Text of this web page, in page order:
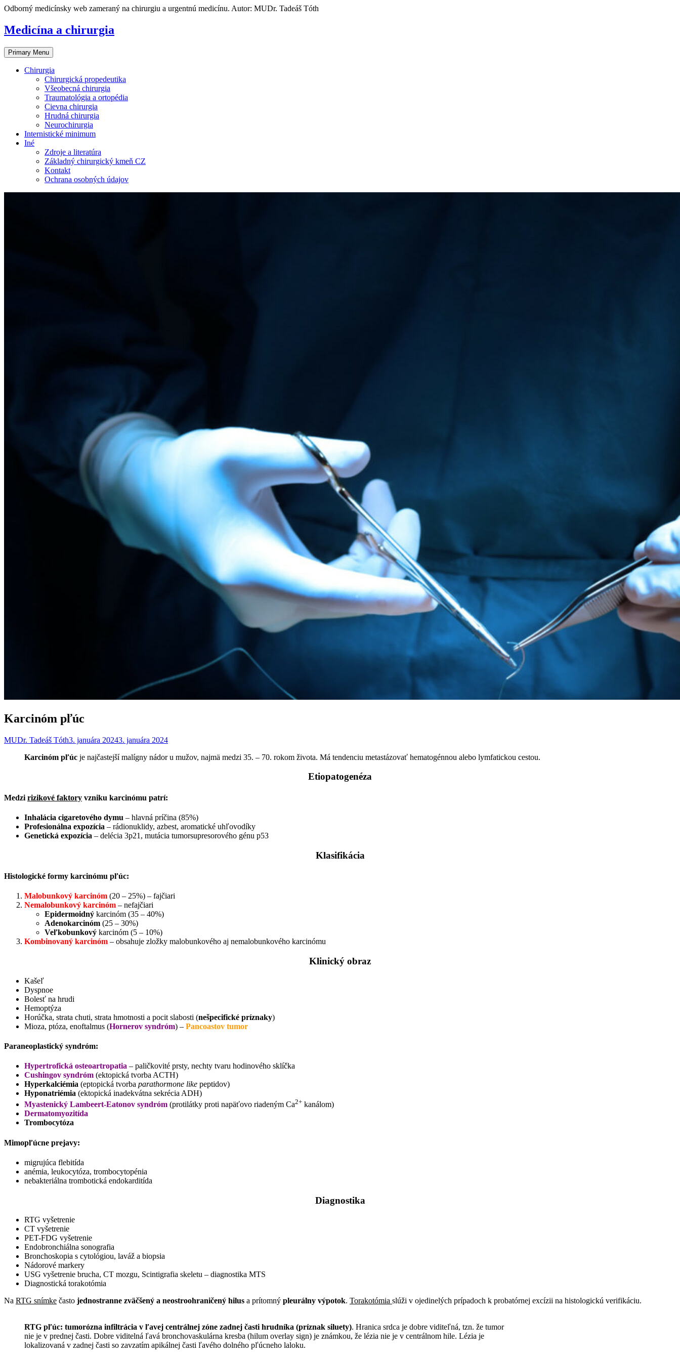
Skip
content
Odborný medicínsky web zameraný na chirurgiu a urgentnú medicínu. Autor: MUDr. Tadeáš Tóth
Medicína a chirurgia
Primary Menu
Chirurgia
Chirurgická propedeutika
Všeobecná chirurgia
Traumatológia a ortopédia
Cievna chirurgia
Hrudná chirurgia
Neurochirurgia
Internistické minimum
Iné
Zdroje a literatúra
Základný chirurgický kmeň CZ
Kontakt
Ochrana osobných údajov
Karcinóm pľúc
MUDr. Tadeáš Tóth3. januára 20243. januára 2024
Karcinóm pľúc je najčastejší malígny nádor u mužov, najmä medzi 35. – 70. rokom života. Má tendenciu metastázovať hematogénnou alebo lymfatickou cestou.
Etiopatogenéza
Medzi rizikové faktory vzniku karcinómu patrí:
Inhalácia cigaretového dymu – hlavná príčina (85%)
Profesionálna expozícia – rádionuklidy, azbest, aromatické uhľovodíky
Genetická expozícia – delécia 3p21, mutácia tumorsupresorového génu p53
Klasifikácia
Histologické formy karcinómu pľúc:
Malobunkový karcinóm (20 – 25%) – fajčiari
Nemalobunkový karcinóm – nefajčiari
Epidermoidný karcinóm (35 – 40%)
Adenokarcinóm (25 – 30%)
Veľkobunkový karcinóm (5 – 10%)
Kombinovaný karcinóm – obsahuje zložky malobunkového aj nemalobunkového karcinómu
Klinický obraz
Kašeľ
Dyspnoe
Bolesť na hrudi
Hemoptýza
Horúčka, strata chuti, strata hmotnosti a pocit slabosti (nešpecifické príznaky)
Mioza, ptóza, enoftalmus (Hornerov syndróm) – Pancoastov tumor
Paraneoplastický syndróm:
Hypertrofická osteoartropatia – paličkovité prsty, nechty tvaru hodinového sklíčka
Cushingov syndróm (ektopická tvorba ACTH)
Hyperkalciémia (eptopická tvorba parathormone like peptidov)
Hyponatriémia (ektopická inadekvátna sekrécia ADH)
Myastenický Lambeert-Eatonov syndróm (protilátky proti napäťovo riadeným Ca2+ kanálom)
Dermatomyozitída
Trombocytóza
Mimopľúcne prejavy:
migrujúca flebitída
anémia, leukocytóza, trombocytopénia
nebakteriálna trombotická endokarditída
Diagnostika
RTG vyšetrenie
CT vyšetrenie
PET-FDG vyšetrenie
Endobronchiálna sonografia
Bronchoskopia s cytológiou, laváž a biopsia
Nádorové markery
USG vyšetrenie brucha, CT mozgu, Scintigrafia skeletu – diagnostika MTS
Diagnostická torakotómia
Na RTG snímke často jednostranne zväčšený a neostroohraničený hilus a prítomný pleurálny výpotok. Torakotómia slúži v ojedinelých prípadoch k probatórnej excízii na histologickú verifikáciu.
RTG pľúc: tumorózna infiltrácia v ľavej centrálnej zóne zadnej časti hrudníka (príznak siluety). Hranica srdca je dobre viditeľná, tzn. že tumor
nie je v prednej časti. Dobre viditelná ľavá bronchovaskulárna kresba (hilum overlay sign) je známkou, že lézia nie je v centrálnom hile. Lézia je
lokalizovaná v zadnej časti so zavzatím apikálnej časti ľavého dolného pľúcneho laloku.